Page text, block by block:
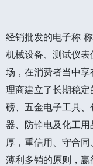
经销批发的电子称
机械设备、测试仪
场，在消费者当中
理商建立了长期稳
磅、五金电子工具
器、防静电及化工
厚，重信用、守合
薄利多销的原则，赢